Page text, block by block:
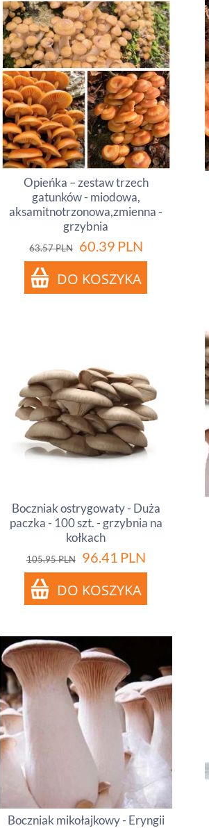
Opieńka – zestaw trzech
gatunków - miodowa,
aksamitnotrzonowa,zmienna -
grzybnia
63.57PLN 60.39 PLN
Boczniak ostrygowaty - Duża
paczka - 100 szt. - grzybnia na
kołkach
105.95PLN 96.41 PLN
Boczniak mikołajkowy - Eryngii